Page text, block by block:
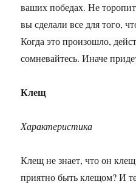
ваших победах. Не
вы сделали все для того,
Когда это произошло,
сомневайтесь. Иначе
Клещ
Характеристика
Клещ не знает, что он
приятно быть клещом? И